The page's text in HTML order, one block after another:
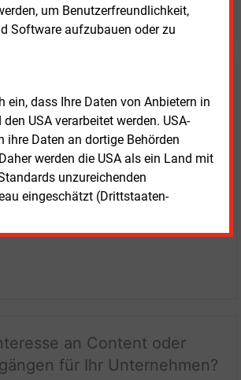
um Benutzerfreundlichkeit,
Software aufzubauen oder zu
ein, dass Ihre Daten von Anbietern in
USA verarbeitet werden. USA-
ihre Daten an dortige Behörden
werden die USA als ein Land mit
unzureichenden
eingeschätzt (Drittstaaten-
TESTEN
an Content oder
für Ihr Unternehmen?